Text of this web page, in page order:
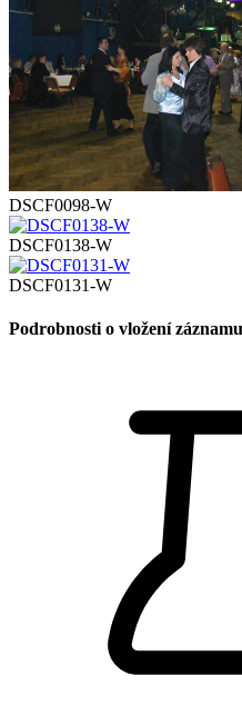
DSCF0098-W
DSCF0138-W
DSCF0131-W
Podrobnosti o vložení záznamu